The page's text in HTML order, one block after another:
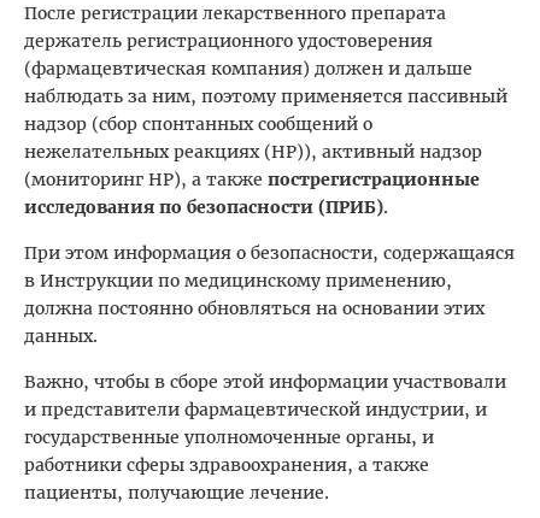
После регистрации лекарственного препарата
держатель регистрационного удостоверения
(фармацевтическая компания) должен и дальше
наблюдать за ним, поэтому применяется пассивный
надзор (сбор спонтанных сообщений о
нежелательных реакциях (НР)), активный надзор
(мониторинг НР), а также пострегистрационные
исследования по безопасности (ПРИБ).
При этом информация о безопасности, содержащаяся
в Инструкции по медицинскому применению,
должна постоянно обновляться на основании этих
данных.
Важно, чтобы в сборе этой информации участвовали
и представители фармацевтической индустрии, и
государственные уполномоченные органы, и
работники сферы здравоохранения, а также
пациенты, получающие лечение.